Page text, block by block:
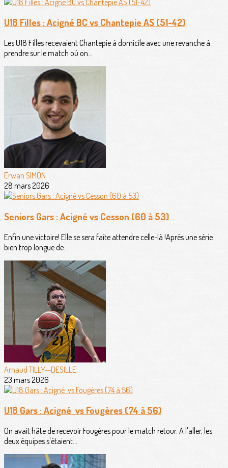
U18 Filles : Acigné BC vs Chantepie AS (51-42)
Les U18 Filles recevaient Chantepie à domicile avec une revanche à
prendre sur le match où on...
Erwan SIMON
28 mars 2026
Seniors Gars : Acigné vs Cesson (60 à 53)
Enfin une victoire! Elle se sera faite attendre celle-là !Après une série
bien trop longue de...
Arnaud TILLY--DESILLE
23 mars 2026
U18 Gars : Acigné vs Fougères (74 à 56)
On avait hâte de recevoir Fougères pour le match retour. A l'aller, les
deux équipes s'étaient...